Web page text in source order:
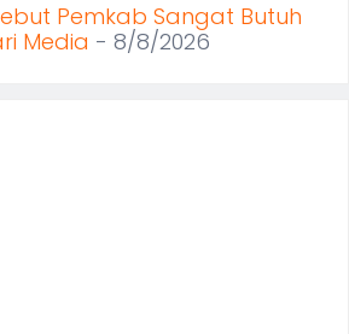
Pemkab Sangat Butuh
Media - 8/8/2026